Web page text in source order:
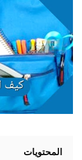
المحتويات